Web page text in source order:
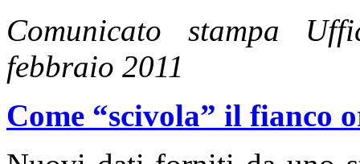
Comunicato stampa
febbraio 2011
Come “scivola” il fianco